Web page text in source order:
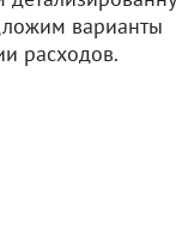
варианты
расходов.